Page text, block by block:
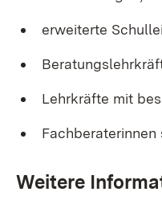
erweiterte
Lehrkräfte mit
Weitere